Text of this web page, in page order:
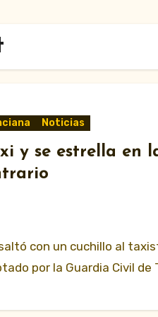
Noticias
y se estrella en
con un cuchillo al
por la Guardia Civil de